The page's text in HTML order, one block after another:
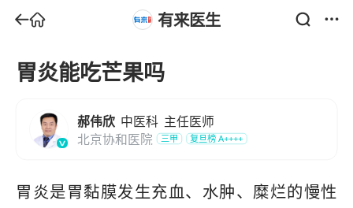
有来医生
胃炎能吃芒果吗
郝伟欣 中医科 主任医师
北京协和医院
三甲 复旦榜A++++
胃炎是胃黏膜发生充血、水肿、糜烂的慢性